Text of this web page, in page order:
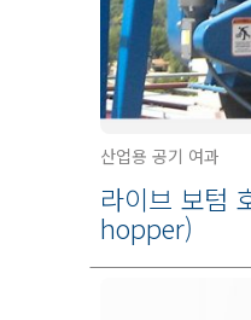
산업용 공기 여과
라이브 보텀
hopper)